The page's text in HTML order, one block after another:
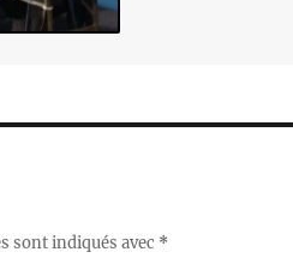
sont indiqués avec *